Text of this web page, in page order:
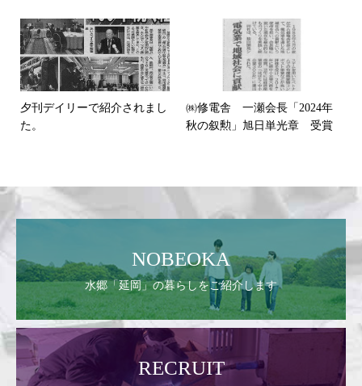
夕刊デイリーで紹介されまし
た。
㈱修電舎 一瀬会長「2024年
秋の叙勲」旭日単光章 受賞
NOBEOKA
水郷「延岡」の暮らしをご紹介します
RECRUIT